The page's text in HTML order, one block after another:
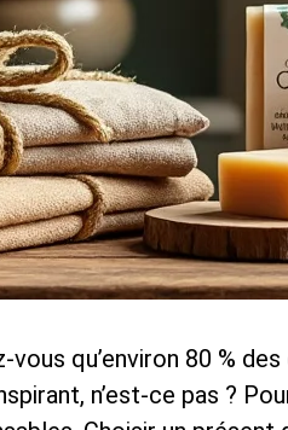
qu’environ 80 %
n’est-ce pas ?